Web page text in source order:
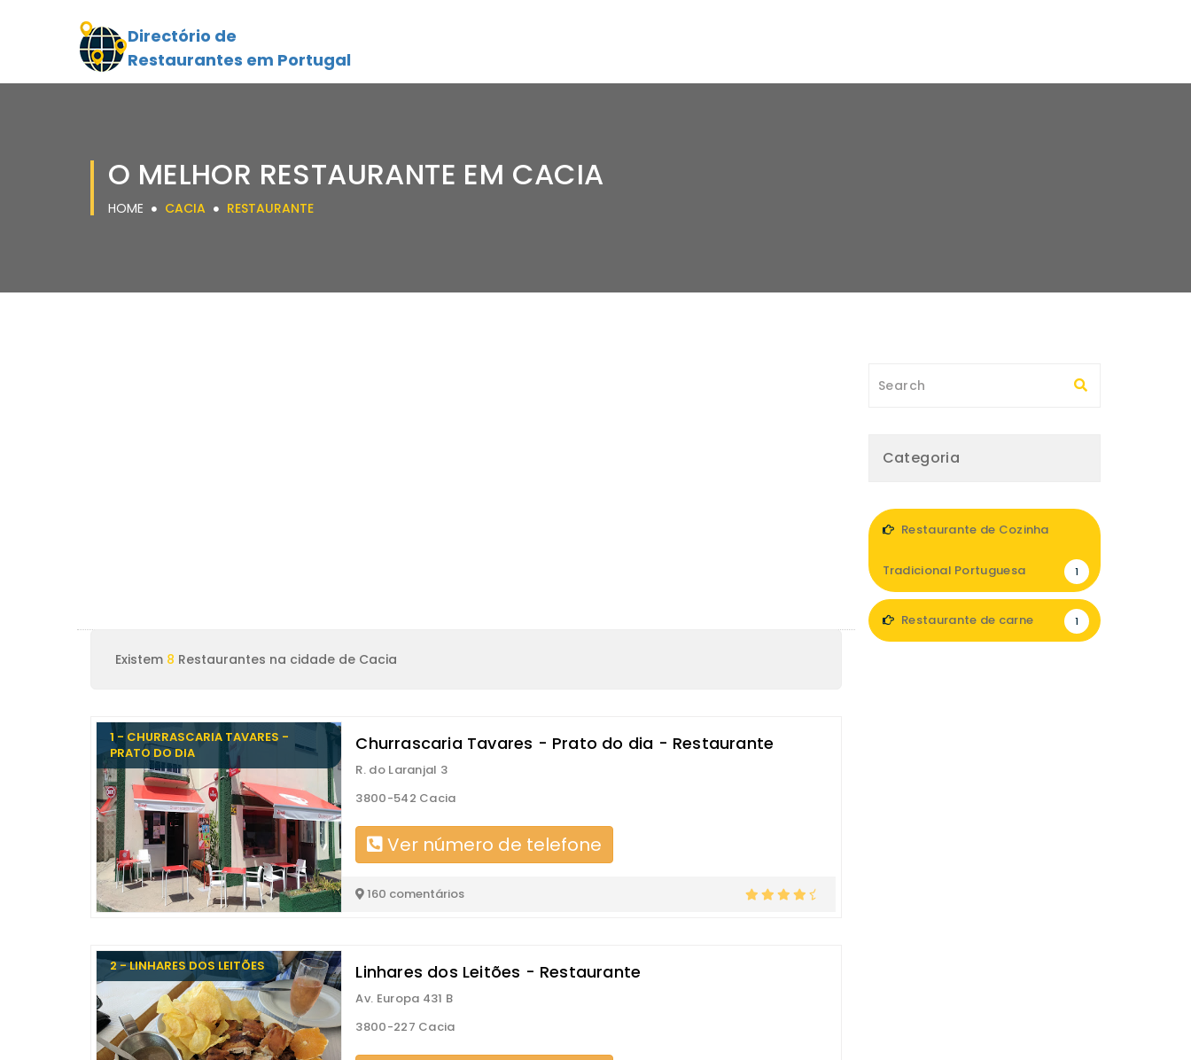
Directório de
Restaurantes em Portugal
O MELHOR RESTAURANTE EM CACIA
HOME CACIA RESTAURANTE
Existem 8 Restaurantes na cidade de Cacia
1 - CHURRASCARIA TAVARES -
PRATO DO DIA
Churrascaria Tavares - Prato do dia - Restaurante
R. do Laranjal 3
3800-542 Cacia
Ver número de telefone
160 comentários
2 - LINHARES DOS LEITÕES Linhares dos Leitões - Restaurante
Av. Europa 431 B
3800-227 Cacia
Categoria
Restaurante de Cozinha
Tradicional Portuguesa 1
Restaurante de carne 1